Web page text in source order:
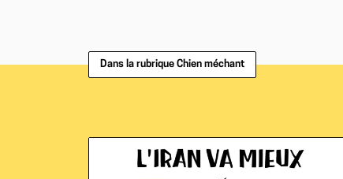
Dans la rubrique Chien méchant